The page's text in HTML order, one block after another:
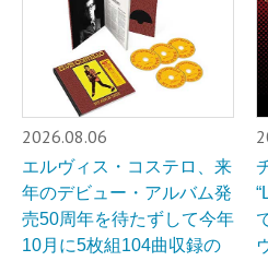
2026.08.06
エルヴィス・コステロ、来
年のデビュー・アルバム発
売50周年を待たずして今年
10月に5枚組104曲収録の